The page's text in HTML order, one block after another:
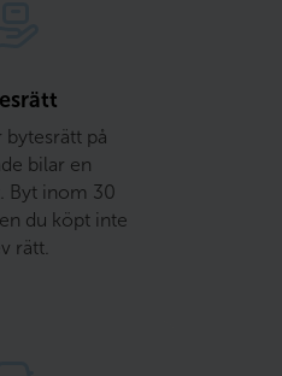
bytesrätt på
bilar en
Byt inom 30
du köpt inte
rätt.